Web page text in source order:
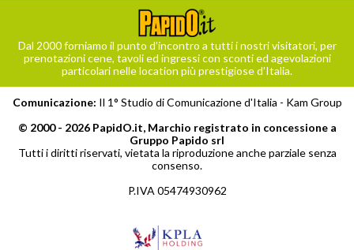
Dal 2000 forniamo il punto d’incontro a tutti i nostri visitatori, per
prenotazioni cene, tavoli ed ingressi con sconti ed agevolazioni
particolari nelle location più prestigiose d’Italia.
Comunicazione: Il 1° Studio di Comunicazione d'Italia - Kam Group
© 2000 - 2026 PapidO.it, Marchio registrato in concessione a
Gruppo Papido srl
Tutti i diritti riservati, vietata la riproduzione anche parziale senza
consenso.
P.IVA 05474930962